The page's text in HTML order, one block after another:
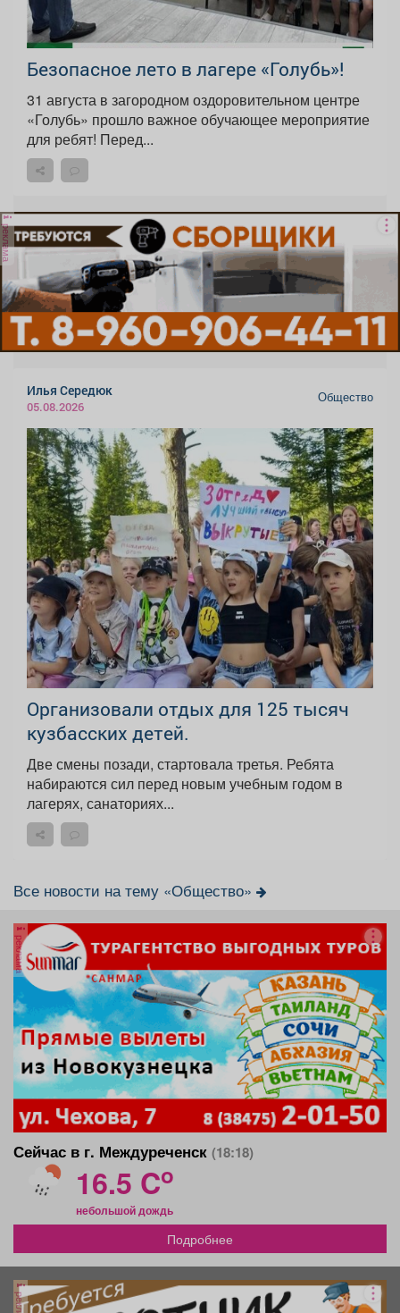
Безопасное лето в лагере «Голубь»!
31 августа в загородном оздоровительном центре
«Голубь» прошло важное обучающее мероприятие
для ребят! Перед...
реклама
Илья Середюк
05.08.2026
Общество
Организовали отдых для 125 тысяч
кузбасских детей.
Две смены позади, стартовала третья. Ребята
набираются сил перед новым учебным годом в
лагерях, санаториях...
Все новости на тему «Общество»
реклама
Сейчас в г. Междуреченск (18:18)
16.5 Co
небольшой дождь
Подробнее